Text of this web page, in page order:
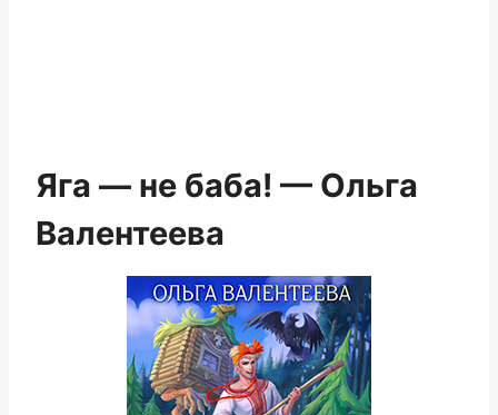
Яга — не баба! — Ольга
Валентеева